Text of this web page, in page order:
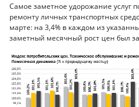
Самое заметное удорожание услуг
ремонту личных транспортных
марте: на 3,4% в каждом из
заметный месячный рост цен был